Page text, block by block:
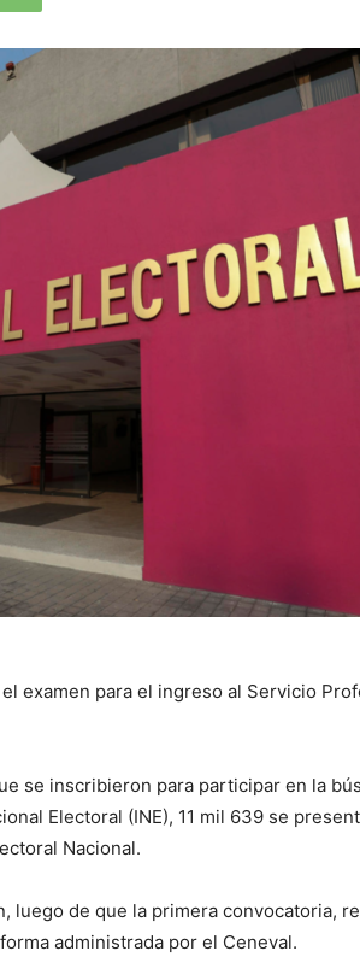
examen para el ingreso al Servicio
se inscribieron para participar en la
Electoral (INE), 11 mil 639 se
Nacional.
luego de que la primera convocatoria,
administrada por el Ceneval.